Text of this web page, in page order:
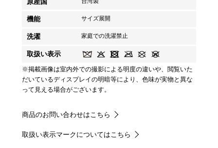
機能 サイズ展開
洗濯 家庭での洗濯禁止
取扱い表示
※掲載画像は室内外での撮影による明度の違いや、閲覧いた
だいているディスプレイの明暗等により、色味が実物と異な
って見える場合がございます。
商品のお問い合わせはこちら
取扱い表示マークについてはこちら